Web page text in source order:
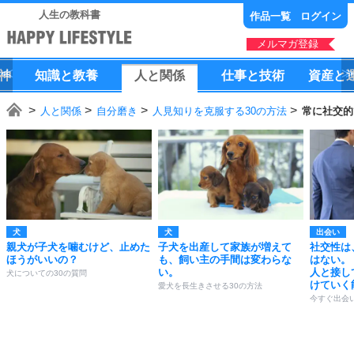
人生の教科書 作品一覧 ログイン
メルマガ登録
知識と教養 人 と 関係 仕事と技術 資産と
人と関係 自分磨き 人見知りを克服する30の方法 常に社交
犬
親犬が子犬を噛むけど、止めた
ほうがいいの？
犬についての30の質問
犬
子犬を出産して家族が増えて
も、飼い主の手間は変わらな
い。
愛犬を長生きさせる30の方法
出会い
社交性は
はない。
人と接
けていく
今すぐ出会